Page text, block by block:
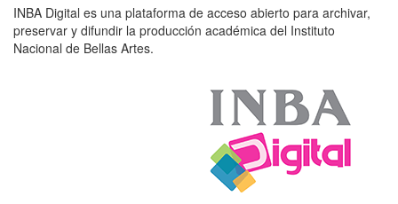
INBA Digital es una plataforma de acceso abierto para archivar,
preservar y difundir la producción académica del Instituto
Nacional de Bellas Artes.